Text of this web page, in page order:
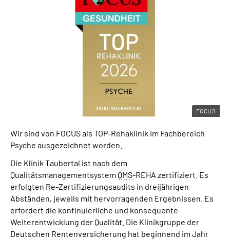
Wir sind von FOCUS als TOP-Rehaklinik im Fachbereich
Psyche ausgezeichnet worden.
Die Klinik Taubertal ist nach dem
Qualitätsmanagementsystem QMS-REHA zertifiziert. Es
erfolgten Re-Zertifizierungsaudits in dreijährigen
Abständen, jeweils mit hervorragenden Ergebnissen. Es
erfordert die kontinuierliche und konsequente
Weiterentwicklung der Qualität. Die Klinikgruppe der
Deutschen Rentenversicherung hat beginnend im Jahr
FOCUS